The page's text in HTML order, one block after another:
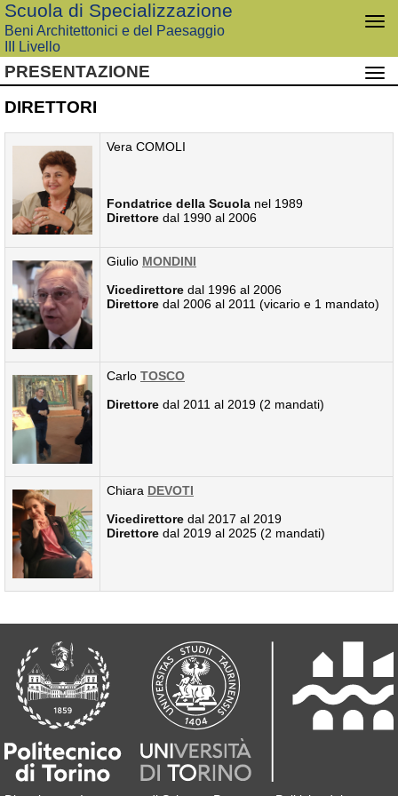
Scuola di Specializzazione
Beni Architettonici e del Paesaggio
III Livello
di
PRESENTAZIONE
DIRETTORI
Vera COMOLI
Fondatrice della Scuola nel 1989
Direttore dal 1990 al 2006
Giulio MONDINI
Vicedirettore dal 1996 al 2006
Direttore dal 2006 al 2011 (vicario e 1 mandato)
Carlo TOSCO
Direttore dal 2011 al 2019 (2 mandati)
Chiara DEVOTI
Vicedirettore dal 2017 al 2019
Direttore dal 2019 al 2025 (2 mandati)